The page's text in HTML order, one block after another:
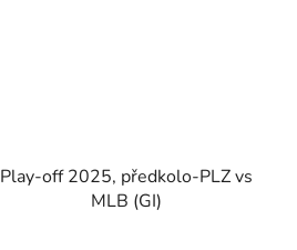
Play-off 2025, předkolo-PLZ vs
MLB (GI)